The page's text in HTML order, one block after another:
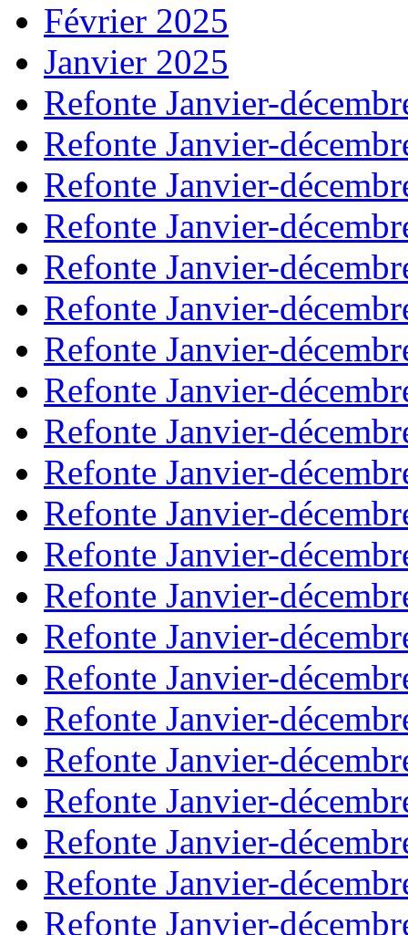
Février 2025
Janvier 2025
Refonte Janvier-
Refonte Janvier-
Refonte Janvier-
Refonte Janvier-
Refonte Janvier-
Refonte Janvier-
Refonte Janvier-
Refonte Janvier-
Refonte Janvier-
Refonte Janvier-
Refonte Janvier-
Refonte Janvier-
Refonte Janvier-
Refonte Janvier-
Refonte Janvier-
Refonte Janvier-
Refonte Janvier-
Refonte Janvier-
Refonte Janvier-
Refonte Janvier-
Refonte Janvier-